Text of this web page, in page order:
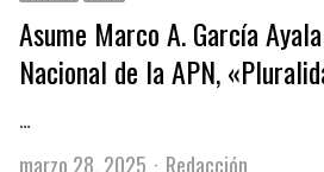
Asume Marco A. García
Nacional de la APN,
…
marzo 28, 2025
Author
Redacción